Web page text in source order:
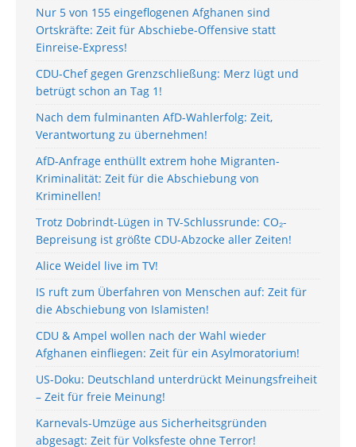
Nur 5 von 155 eingeflogenen Afghanen sind
Ortskräfte: Zeit für Abschiebe-Offensive statt
Einreise-Express!
CDU-Chef gegen Grenzschließung: Merz lügt und
betrügt schon an Tag 1!
Nach dem fulminanten AfD-Wahlerfolg: Zeit,
Verantwortung zu übernehmen!
AfD-Anfrage enthüllt extrem hohe Migranten-
Kriminalität: Zeit für die Abschiebung von
Kriminellen!
Trotz Dobrindt-Lügen in TV-Schlussrunde: CO₂-
Bepreisung ist größte CDU-Abzocke aller Zeiten!
Alice Weidel live im TV!
IS ruft zum Überfahren von Menschen auf: Zeit für
die Abschiebung von Islamisten!
CDU & Ampel wollen nach der Wahl wieder
Afghanen einfliegen: Zeit für ein Asylmoratorium!
US-Doku: Deutschland unterdrückt Meinungsfreiheit
– Zeit für freie Meinung!
Karnevals-Umzüge aus Sicherheitsgründen
abgesagt: Zeit für Volksfeste ohne Terror!